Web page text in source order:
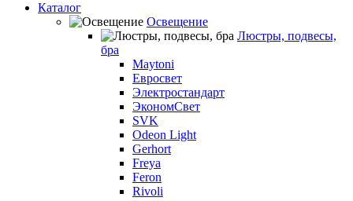
Каталог
Освещение
Люстры, подвесы,
бра
Maytoni
Евросвет
Электростандарт
ЭкономСвет
SVK
Odeon Light
Gerhort
Freya
Feron
Rivoli